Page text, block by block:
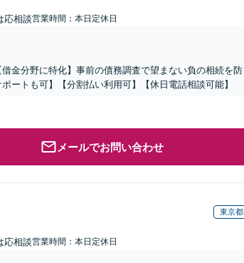
応相談営業時間：本日定休日
金分野に特化】事前の債務調査で望まない負の相続を防
ートも可】【分割払い利用可】【休日電話相談可能】
メールでお問い合わせ
東京都
応相談営業時間：本日定休日